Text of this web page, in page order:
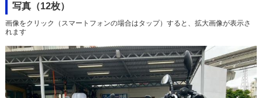
写真（12枚）
画像をクリック（スマートフォンの場合はタップ）すると、拡大画像が表示さ
れます